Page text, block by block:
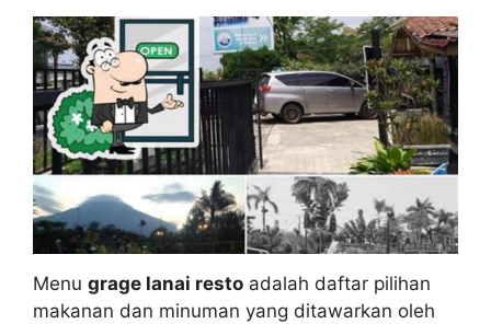
Menu grage lanai resto adalah daftar pilihan
makanan dan minuman yang ditawarkan oleh